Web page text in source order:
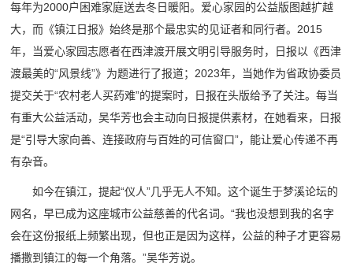
每年为2000户困难家庭送去冬日暖阳。爱心家园的公益版图越扩越
大，而《镇江日报》始终是那个最忠实的见证者和同行者。2015
年，当爱心家园志愿者在西津渡开展文明引导服务时，日报以《西津
渡最美的“风景线”》为题进行了报道；2023年，当她作为省政协委员
提交关于“农村老人买药难”的提案时，日报在头版给予了关注。每当
有重大公益活动，吴华芳也会主动向日报提供素材，在她看来，日报
是“引导大家向善、连接政府与百姓的可信窗口”，能让爱心传递不再
有杂音。
如今在镇江，提起“仪人”几乎无人不知。这个诞生于梦溪论坛的
网名，早已成为这座城市公益慈善的代名词。“我也没想到我的名字
会在这份报纸上频繁出现，但也正是因为这样，公益的种子才更容易
播撒到镇江的每一个角落。”吴华芳说。